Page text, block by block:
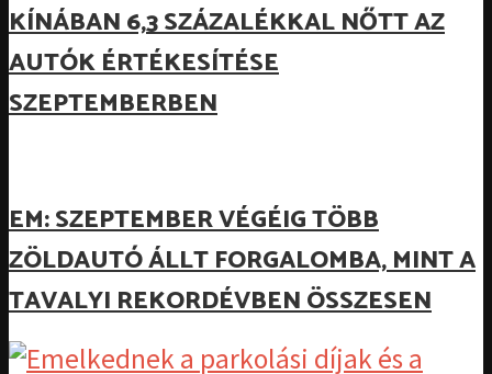
KÍNÁBAN 6,3 SZÁZALÉKKAL NŐTT AZ
AUTÓK ÉRTÉKESÍTÉSE
SZEPTEMBERBEN
EM: SZEPTEMBER VÉGÉIG TÖBB
ZÖLDAUTÓ ÁLLT FORGALOMBA, MINT A
TAVALYI REKORDÉVBEN ÖSSZESEN